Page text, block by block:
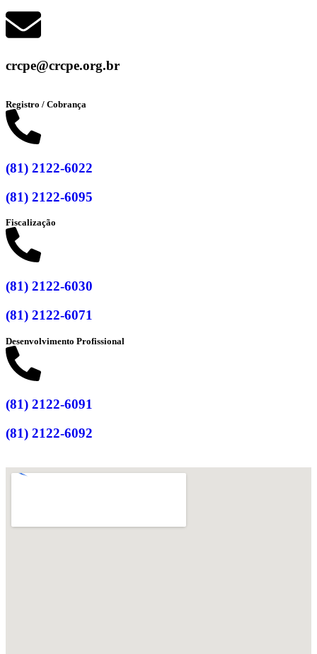
crcpe@crcpe.org.br
Registro / Cobrança
(81) 2122-6022
(81) 2122-6095
Fiscalização
(81) 2122-6030
(81) 2122-6071
Desenvolvimento Profissional
(81) 2122-6091
(81) 2122-6092